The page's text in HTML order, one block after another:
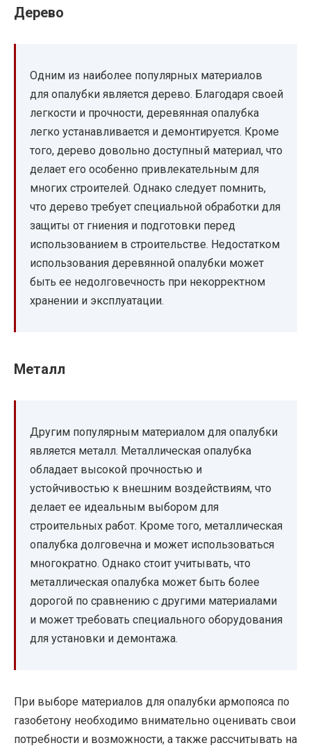
Дерево
Одним из наиболее популярных материалов
для опалубки является дерево. Благодаря своей
легкости и прочности, деревянная опалубка
легко устанавливается и демонтируется. Кроме
того, дерево довольно доступный материал, что
делает его особенно привлекательным для
многих строителей. Однако следует помнить,
что дерево требует специальной обработки для
защиты от гниения и подготовки перед
использованием в строительстве. Недостатком
использования деревянной опалубки может
быть ее недолговечность при некорректном
хранении и эксплуатации.
Металл
Другим популярным материалом для опалубки
является металл. Металлическая опалубка
обладает высокой прочностью и
устойчивостью к внешним воздействиям, что
делает ее идеальным выбором для
строительных работ. Кроме того, металлическая
опалубка долговечна и может использоваться
многократно. Однако стоит учитывать, что
металлическая опалубка может быть более
дорогой по сравнению с другими материалами
и может требовать специального оборудования
для установки и демонтажа.
При выборе материалов для опалубки армопояса по
газобетону необходимо внимательно оценивать свои
потребности и возможности, а также рассчитывать на